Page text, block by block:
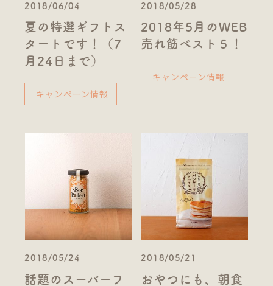
2018/06/04
夏の特選ギフトス
タートです！（7
月24日まで）
キャンペーン情報
2018/05/28
2018年5月のWEB
売れ筋ベスト５！
キャンペーン情報
2018/05/24
話題のスーパーフ
2018/05/21
おやつにも、朝食